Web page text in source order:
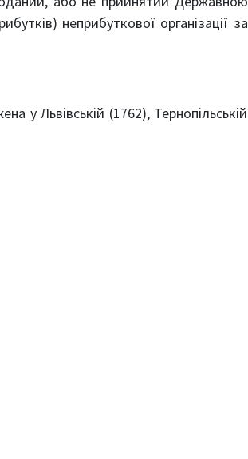
неприбуткової організації за
у Львівській (1762), Тернопільській